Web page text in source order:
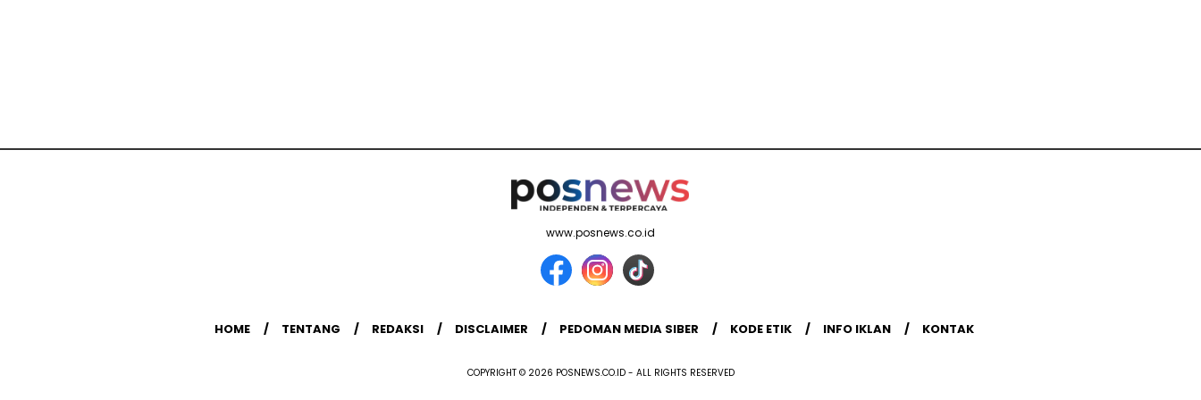
www.posnews.co.id
HOME TENTANG REDAKSI DISCLAIMER PEDOMAN MEDIA SIBER KODE ETIK INFO IKLAN KONTAK
COPYRIGHT © 2026 POSNEWS.CO.ID - ALL RIGHTS RESERVED